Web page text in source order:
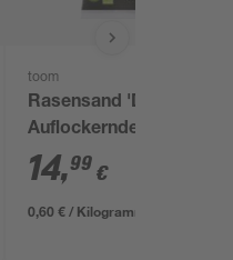
toom
Rasensand 'Der
Auflockernde' 25 kg
14,99 €
0,60 € / Kilogramm